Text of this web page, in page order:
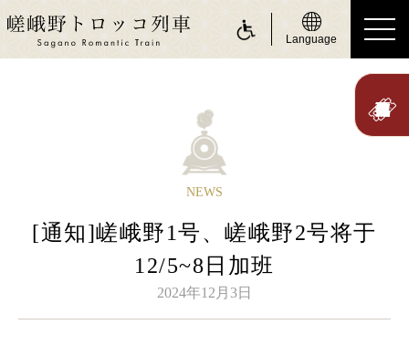
Language
时刻表
票价、乘车票券
NEWS
[通知]嵯峨野1号、嵯峨野2号将于
12/5~8日加班
2024年12月3日